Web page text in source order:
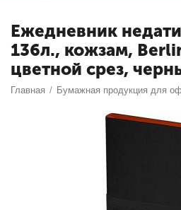
Ежедневник
136л., кожзам,
цветной срез,
Главная / Бумажная продукция для